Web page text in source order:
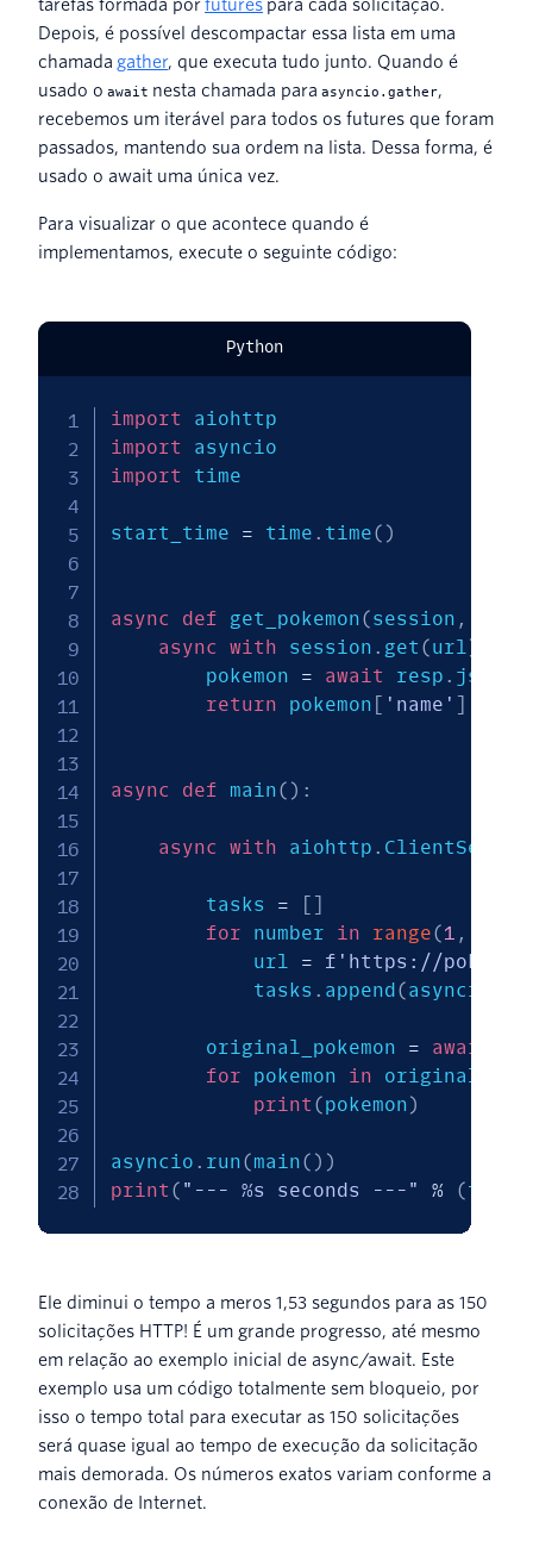
tarefas formada porfutures para cada solicitação.
Depois, é possível descompactar essa lista em uma
chamada gather, que executa tudo junto. Quando é
usado o await nesta chamada para asyncio.gather,
recebemos um iterável para todos os futures que foram
passados, mantendo sua ordem na lista. Dessa forma, é
usado o await uma única vez.
Para visualizar o que acontece quando é
implementamos, execute o seguinte código:
Python
import
import
import time
start_time = time . time( )
async def get_pokemon(session ,
async
with session . get (url)
        pokemon
= await resp . json
return pokemon [ 'name' ]
async def main( ) :
async with aiohttp .
        tasks
= [ ]
for number in range(1 ,
            url
=
f'https://
            tasks
. append(asyncio
        original_pokemon
= await
for pokemon in
print(pokemon)
asyncio . run(main( ) )
print( "--- %s seconds ---" % (time
Ele diminui o tempo a meros 1,53 segundos para as 150
solicitações HTTP! É um grande progresso, até mesmo
em relação ao exemplo inicial de async/await. Este
exemplo usa um código totalmente sem bloqueio, por
isso o tempo total para executar as 150 solicitações
será quase igual ao tempo de execução da solicitação
mais demorada. Os números exatos variam conforme a
conexão de Internet.